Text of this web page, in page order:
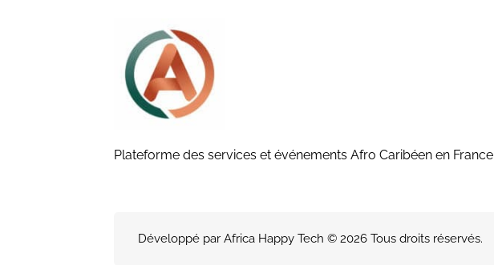
Plateforme des services et événements Afro Caribéen en France
Développé par Africa Happy Tech © 2026 Tous droits réservés.